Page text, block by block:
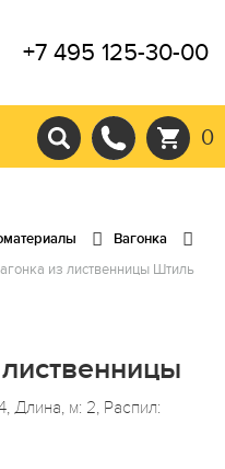
+7 495 125-30-00
0
Вагонка
из лиственницы Штиль
Длина, м: 2, Распил: